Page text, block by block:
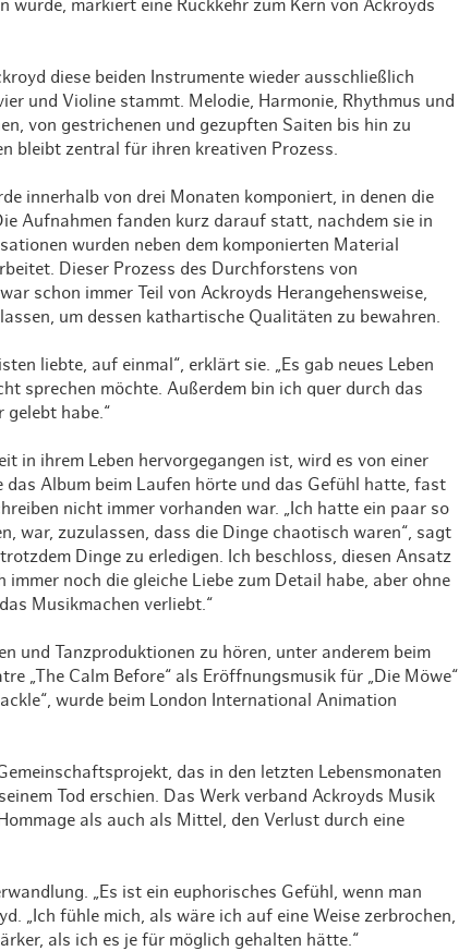
Weihnachten mit Bibi & Tina
wurde, markiert eine Rückkehr zum Kern von Ackroyds
diese beiden Instrumente wieder ausschließlich
und Violine stammt. Melodie, Harmonie, Rhythmus und
von gestrichenen und gezupften Saiten bis hin zu
bleibt zentral für ihren kreativen Prozess.
innerhalb von drei Monaten komponiert, in denen die
Aufnahmen fanden kurz darauf statt, nachdem sie in
wurden neben dem komponierten Material
Dieser Prozess des Durchforstens von
schon immer Teil von Ackroyds Herangehensweise,
um dessen kathartische Qualitäten zu bewahren.
liebte, auf einmal“, erklärt sie. „Es gab neues Leben
sprechen möchte. Außerdem bin ich quer durch das
gelebt habe.“
in ihrem Leben hervorgegangen ist, wird es von einer
Album beim Laufen hörte und das Gefühl hatte, fast
nicht immer vorhanden war. „Ich hatte ein paar so
war, zuzulassen, dass die Dinge chaotisch waren“, sagt
Dinge zu erledigen. Ich beschloss, diesen Ansatz
noch die gleiche Liebe zum Detail habe, aber ohne
Musikmachen verliebt.“
und Tanzproduktionen zu hören, unter anderem beim
„The Calm Before“ als Eröffnungsmusik für „Die Möwe“
wurde beim London International Animation
das in den letzten Lebensmonaten
Tod erschien. Das Werk verband Ackroyds Musik
als auch als Mittel, den Verlust durch eine
„Es ist ein euphorisches Gefühl, wenn man
„Ich fühle mich, als wäre ich auf eine Weise zerbrochen,
als ich es je für möglich gehalten hätte.“